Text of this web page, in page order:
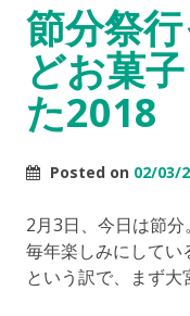
節分祭
どお菓
た2018
Posted on 02/03/
2月3日、今日は節分。
毎年楽しみにしてい
という訳で、まず大